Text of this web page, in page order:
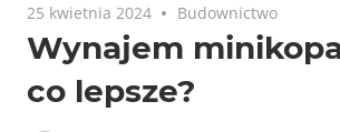
25 kwietnia 2024 Budownictwo
Wynajem
co lepsze?